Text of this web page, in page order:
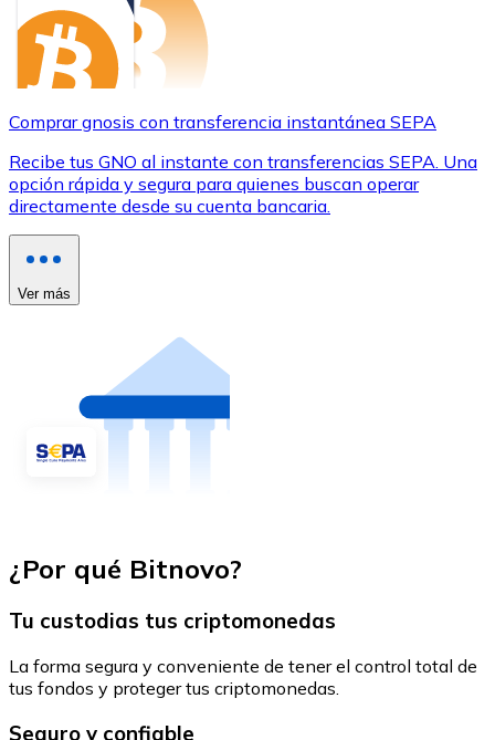
Comprar gnosis con transferencia instantánea SEPA
Recibe tus GNO al instante con transferencias SEPA. Una
opción rápida y segura para quienes buscan operar
directamente desde su cuenta bancaria.
Ver más
¿Por qué Bitnovo?
Tu custodias tus criptomonedas
La forma segura y conveniente de tener el control total de
tus fondos y proteger tus criptomonedas.
Seguro y confiable